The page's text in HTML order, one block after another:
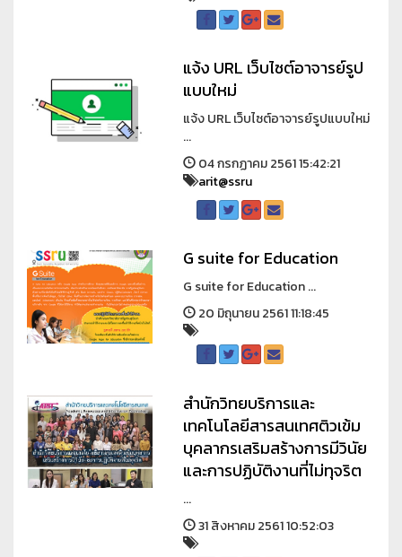
แจ้ง URL เว็บไซต์อาจารย์รูป
แบบใหม่
แจ้ง URL เว็บไซต์อาจารย์รูปแบบใหม่
...
04 กรกฏาคม 2561 15:42:21
arit@ssru
G suite for Education
G suite for Education ...
20 มิถุนายน 2561 11:18:45
สำนักวิทยบริการและ
เทคโนโลยีสารสนเทศติวเข้ม
บุคลากรเสริมสร้างการมีวินัย
และการปฏิบัติงานที่ไม่ทุจริต
...
31 สิงหาคม 2561 10:52:03